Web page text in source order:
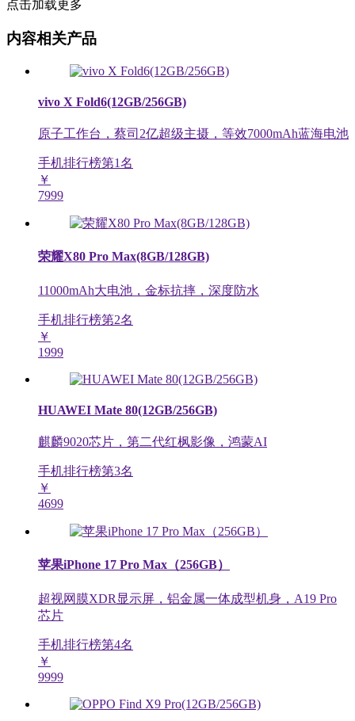
点击加载更多
内容相关产品
vivo X Fold6(12GB/256GB)
原子工作台，蔡司2亿超级主摄，等效7000mAh蓝海电池
手机排行榜第1名
￥
7999
荣耀X80 Pro Max(8GB/128GB)
11000mAh大电池，金标抗摔，深度防水
手机排行榜第2名
￥
1999
HUAWEI Mate 80(12GB/256GB)
麒麟9020芯片，第二代红枫影像，鸿蒙AI
手机排行榜第3名
￥
4699
苹果iPhone 17 Pro Max（256GB）
超视网膜XDR显示屏，铝金属一体成型机身，A19 Pro
芯片
手机排行榜第4名
￥
9999